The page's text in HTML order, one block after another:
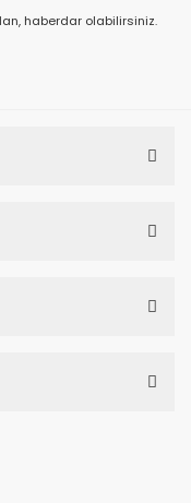
haberdar olabilirsiniz.